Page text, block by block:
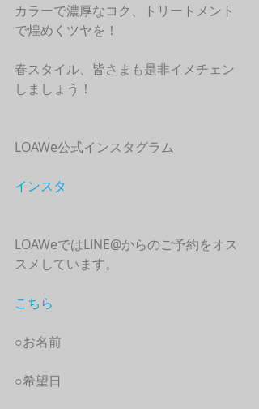
カラーで濃厚なコク、トリートメント
で煌めくツヤを！
春スタイル、皆さまも是非イメチェン
しましょう！
LOAWe公式インスタグラム
インスタ
LOAWeではLINE@からのご予約をオス
スメしています。
こちら
○お名前
○希望日